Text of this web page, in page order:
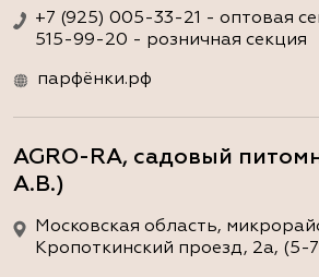
+7 (925) 005-33-21 - оптовая
515-99-20 - розничная секция
парфёнки.рф
AGRO-RA, садовый
А.В.)
Московская область,
Кропоткинский проезд, 2а,